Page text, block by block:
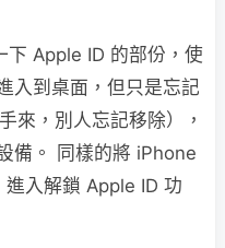
下 Apple ID 的部份，使
入到桌面，但只是忘記
來，別人忘記移除），
備。 同樣的將 iPhone
入解鎖 Apple ID 功